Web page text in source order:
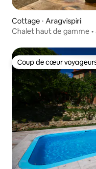
Cottage ⋅ Aragvispiri
Chalet haut de gamme
Coup de cœur
Coup de cœur